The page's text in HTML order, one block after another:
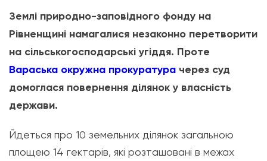
Землі природно-заповідного фонду на
Рівненщині намагалися незаконно перетворити
на сільськогосподарські угіддя. Проте
Вараська окружна прокуратура через суд
домоглася повернення ділянок у власність
держави.
Йдеться про 10 земельних ділянок загальною
площею 14 гектарів, які розташовані в межах